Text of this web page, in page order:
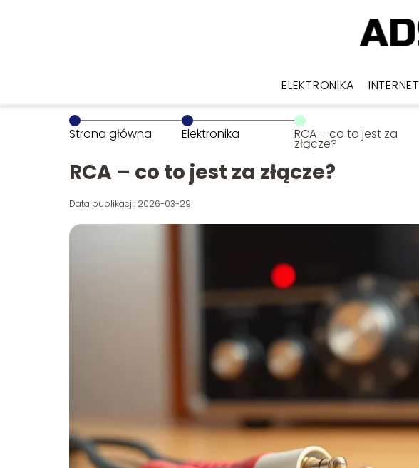
ELEKTRONIKA INTERNET
Strona główna Elektronika RCA – co to jest za
złącze?
RCA – co to jest za złącze?
Data publikacji: 2026-03-29